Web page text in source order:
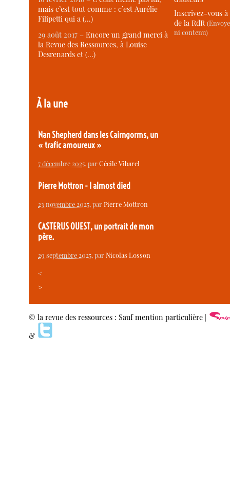
mais c’est tout comme : c’est Aurélie
Filipetti qui a (…)
29 août 2017 –Encore un grand merci à
la Revue des Ressources, à Louise
Desrenards et (…)
À la une
Nan Shepherd dans les Cairngorms, un
« trafic amoureux »
7 décembre 2025, parCécile Vibarel
Pierre Mottron - I almost died
23 novembre 2025, parPierre Mottron
CASTERUS OUEST, un portrait de mon
père.
29 septembre 2025, parNicolas Losson
<
>
Inscrivez-vous
de la RdR
ni contenu)
© la revue des ressources : Sauf mention particulière |
&